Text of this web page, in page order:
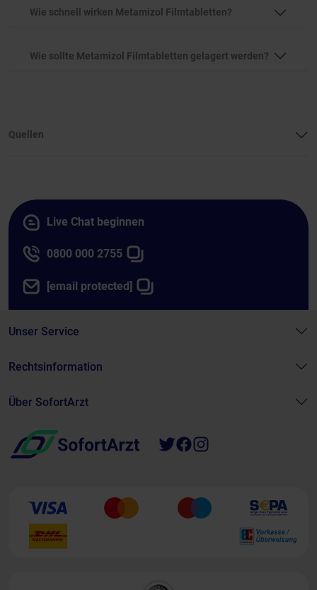
Wie schnell wirken Metamizol Filmtabletten?
Wie sollte Metamizol Filmtabletten gelagert werden?
Quellen
Live Chat beginnen
0800 000 2755
[email protected]
Unser Service
Rechtsinformation
Über SofortArzt